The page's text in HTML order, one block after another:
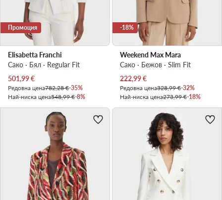
Промоция
Elisabetta Franchi
Сако · Бял · Regular Fit
Актуална цена
501,99€
Редовна цена782,28 €-35%
Най-ниска цена548,99 €-8%
-18%
Weekend Max Mara
Сако · Бежов · Slim Fit
Актуална цена
222,99€
Редовна цена328,99 €-32%
Най-ниска цена273,99 €-18%